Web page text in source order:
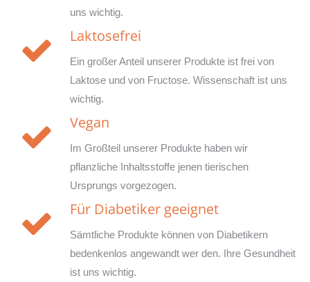
uns wichtig.
Laktosefrei
Ein großer Anteil unserer Produkte ist frei von
Laktose und von Fructose. Wissenschaft ist uns
wichtig.
Vegan
Im Großteil unserer Produkte haben wir
pflanzliche Inhaltsstoffe jenen tierischen
Ursprungs vorgezogen.
Für Diabetiker geeignet
Sämtliche Produkte können von Diabetikern
bedenkenlos angewandt wer den. Ihre Gesundheit
ist uns wichtig.